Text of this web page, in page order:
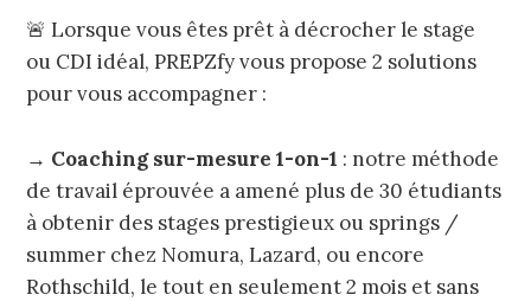
🚨 Lorsque vous êtes prêt à décrocher le stage
ou CDI idéal, PREPZfy vous propose 2 solutions
pour vous accompagner :
→ Coaching sur-mesure 1-on-1 : notre méthode
de travail éprouvée a amené plus de 30 étudiants
à obtenir des stages prestigieux ou springs /
summer chez Nomura, Lazard, ou encore
Rothschild, le tout en seulement 2 mois et sans